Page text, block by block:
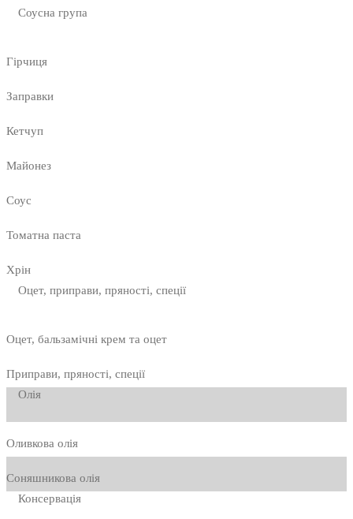
Соусна група
Гірчиця
Заправки
Кетчуп
Майонез
Соус
Томатна паста
Хрін
Оцет, приправи, пряності, спеції
Оцет, бальзамічні крем та оцет
Приправи, пряності, спеції
Олія
Оливкова олія
Соняшникова олія
Консервація